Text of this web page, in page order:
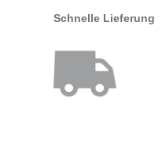
Schnelle Lieferung